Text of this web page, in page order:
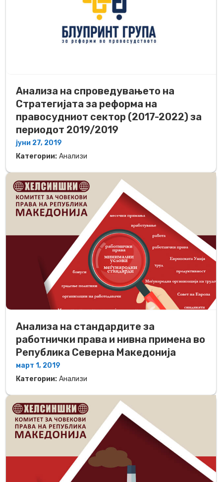
Анализа на спроведувањето на
Стратегијата за реформа на
правосудниот сектор (2017-2022) за
периодот 2019/2019
јуни 27, 2019
Категории: Анализи
Анализа на стандардите за
работнички права и нивна примена во
Република Северна Македонија
март 1, 2019
Категории: Анализи